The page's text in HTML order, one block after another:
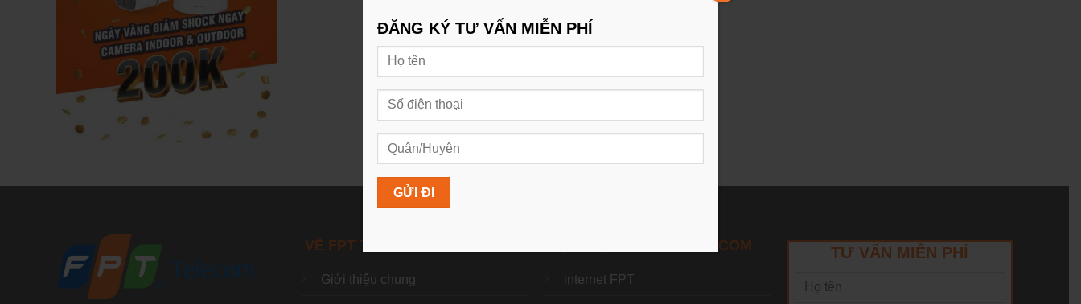
VỀ FPT TELECOM
Giới thiệu chung
DỊCH VỤ CỦA FPT TELECOM
internet FPT
TƯ VẤN MIỄN PHÍ
ĐĂNG KÝ TƯ VẤN MIỄN PHÍ